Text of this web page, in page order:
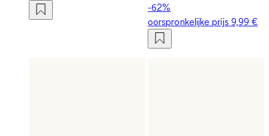
-62%
oorspronkelijke prijs 9,99 €